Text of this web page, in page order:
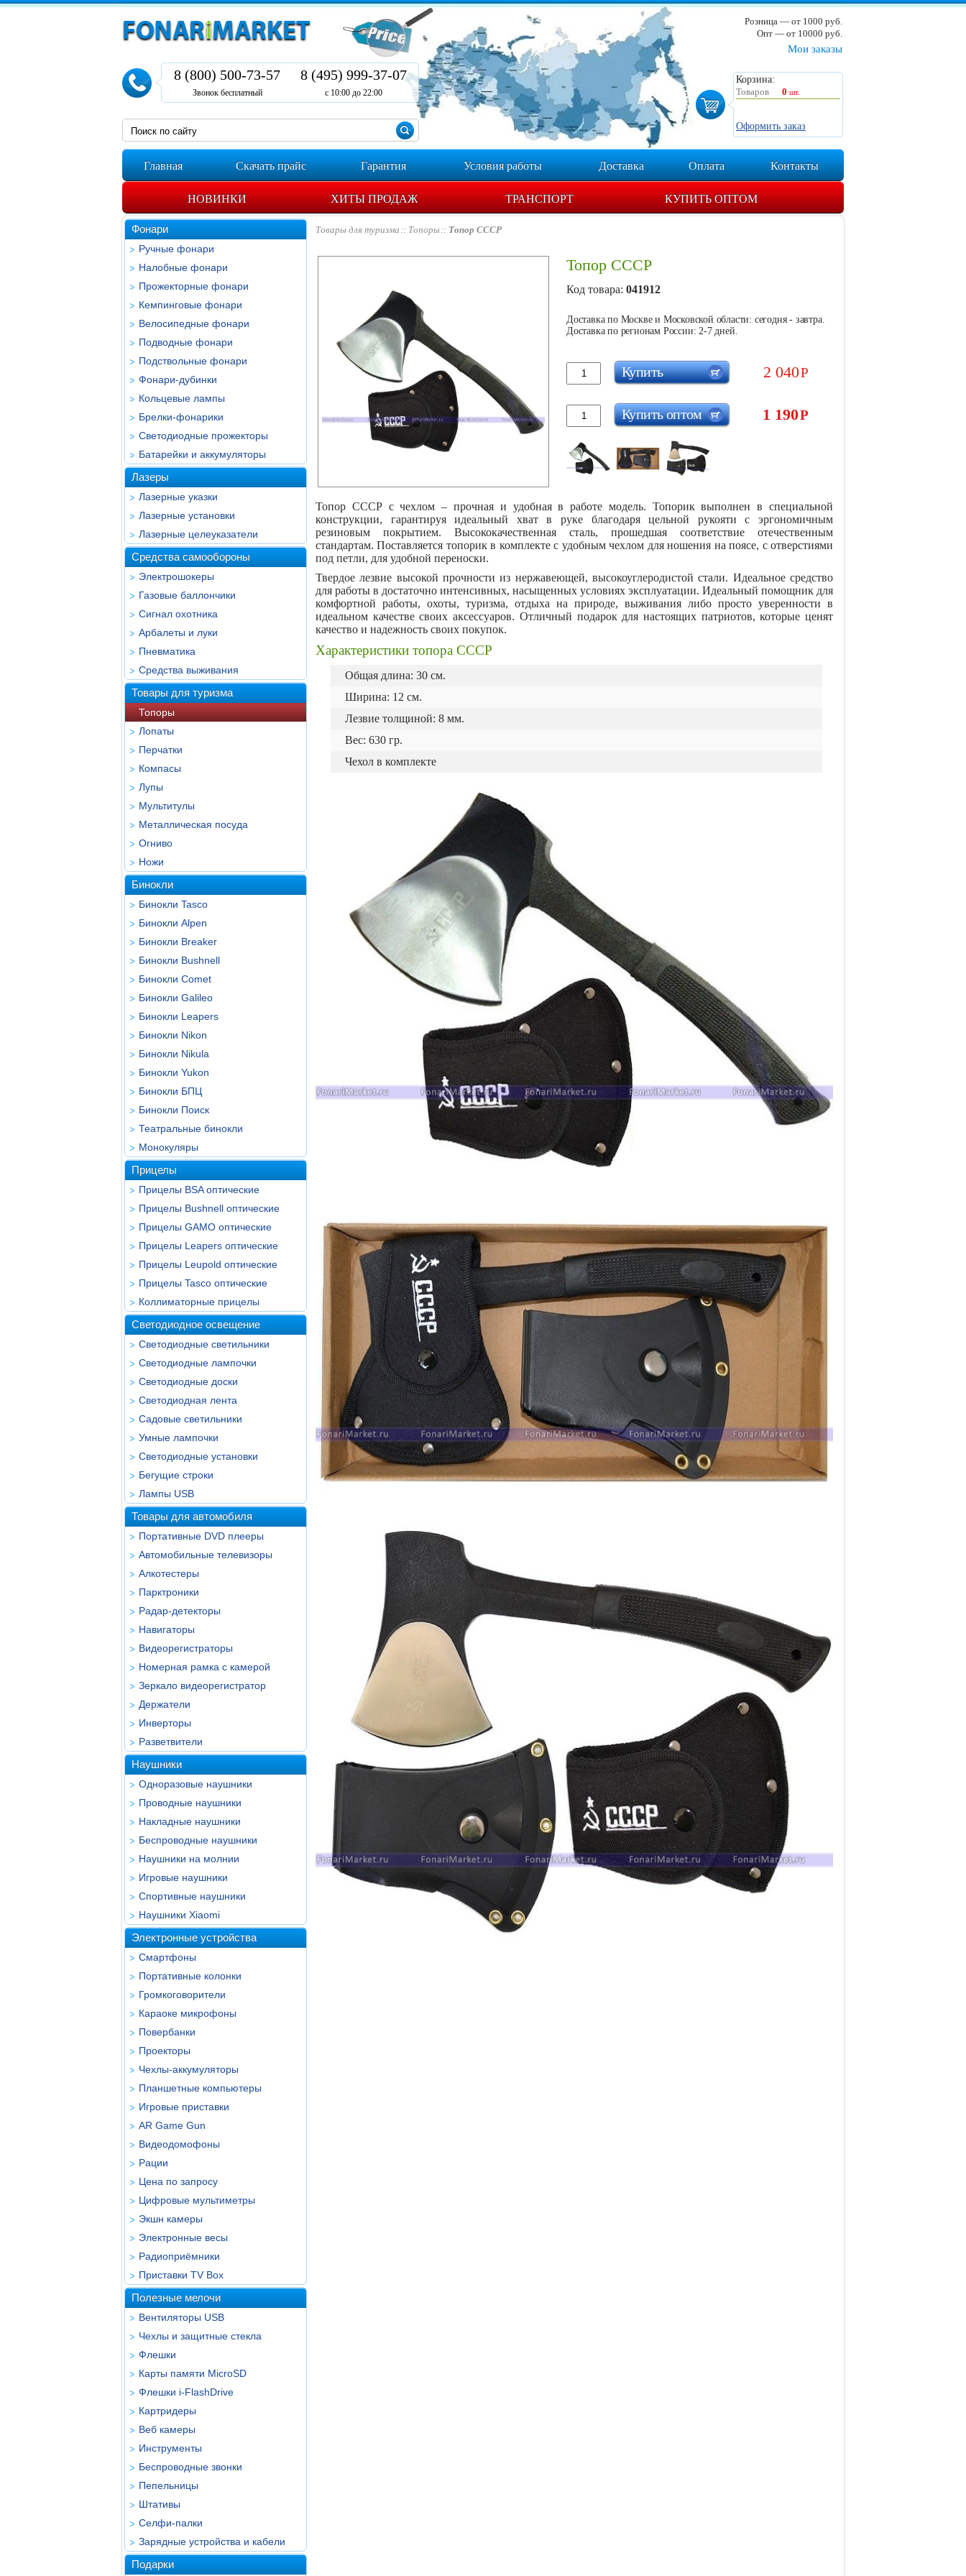
Мои заказы
Корзина:
Товаров
0 шт.
Оформить заказ
8 (800) 500-73-57
Звонок бесплатный
8 (495) 999-37-07
с 10:00 до 22:00
Розница — от 1000 руб.
Опт — от 10000 руб.
Главная Скачать прайс Гарантия Условия работы Доставка Оплата Контакты
НОВИНКИ ХИТЫ ПРОДАЖ ТРАНСПОРТ КУПИТЬ ОПТОМ
Фонари
Ручные фонари
Налобные фонари
Прожекторные фонари
Кемпинговые фонари
Велосипедные фонари
Подводные фонари
Подствольные фонари
Фонари-дубинки
Кольцевые лампы
Брелки-фонарики
Светодиодные прожекторы
Батарейки и аккумуляторы
Лазеры
Лазерные указки
Лазерные установки
Лазерные целеуказатели
Средства самообороны
Электрошокеры
Газовые баллончики
Сигнал охотника
Арбалеты и луки
Пневматика
Средства выживания
Товары для туризма
Топоры
Лопаты
Перчатки
Компасы
Лупы
Мультитулы
Металлическая посуда
Огниво
Ножи
Бинокли
Бинокли Tasco
Бинокли Alpen
Бинокли Breaker
Бинокли Bushnell
Бинокли Comet
Бинокли Galileo
Бинокли Leapers
Бинокли Nikon
Бинокли Nikula
Бинокли Yukon
Бинокли БПЦ
Бинокли Поиск
Театральные бинокли
Монокуляры
Прицелы
Прицелы BSA оптические
Прицелы Bushnell оптические
Прицелы GAMO оптические
Прицелы Leapers оптические
Прицелы Leupold оптические
Прицелы Tasco оптические
Коллиматорные прицелы
Светодиодное освещение
Светодиодные светильники
Светодиодные лампочки
Светодиодные доски
Светодиодная лента
Садовые светильники
Умные лампочки
Светодиодные установки
Бегущие строки
Лампы USB
Товары для автомобиля
Портативные DVD плееры
Автомобильные телевизоры
Алкотестеры
Парктроники
Радар-детекторы
Навигаторы
Видеорегистраторы
Номерная рамка с камерой
Зеркало видеорегистратор
Держатели
Инверторы
Разветвители
Наушники
Одноразовые наушники
Проводные наушники
Накладные наушники
Беспроводные наушники
Наушники на молнии
Игровые наушники
Спортивные наушники
Наушники Xiaomi
Электронные устройства
Смартфоны
Портативные колонки
Громкоговорители
Караоке микрофоны
Повербанки
Проекторы
Чехлы-аккумуляторы
Планшетные компьютеры
Игровые приставки
AR Game Gun
Видеодомофоны
Рации
Цена по запросу
Цифровые мультиметры
Экшн камеры
Электронные весы
Радиоприёмники
Приставки TV Box
Полезные мелочи
Вентиляторы USB
Чехлы и защитные стекла
Флешки
Карты памяти MicroSD
Флешки i-FlashDrive
Картридеры
Веб камеры
Инструменты
Беспроводные звонки
Пепельницы
Штативы
Селфи-палки
Зарядные устройства и кабели
Подарки
Товары для туризма Топоры Топор СССР
Топор СССР
Код товара: 041912
Доставка по Москве и Московской области: сегодня - завтра.
Доставка по регионам России: 2-7 дней.
2 040Р
Купить
1 190Р
Купить оптом
Топор СССР с чехлом – прочная и удобная в работе модель. Топорик выполнен в специальной
конструкции, гарантируя идеальный хват в руке благодаря цельной рукояти с эргономичным
резиновым покрытием. Высококачественная сталь, прошедшая соответствие отечественным
стандартам. Поставляется топорик в комплекте с удобным чехлом для ношения на поясе, с отверстиями
под петли, для удобной переноски.
Твердое лезвие высокой прочности из нержавеющей, высокоуглеродистой стали. Идеальное средство
для работы в достаточно интенсивных, насыщенных условиях эксплуатации. Идеальный помощник для
комфортной работы, охоты, туризма, отдыха на природе, выживания либо просто уверенности в
идеальном качестве своих аксессуаров. Отличный подарок для настоящих патриотов, которые ценят
качество и надежность своих покупок.
Характеристики топора СССР
Общая длина: 30 см.
Ширина: 12 см.
Лезвие толщиной: 8 мм.
Вес: 630 гр.
Чехол в комплекте